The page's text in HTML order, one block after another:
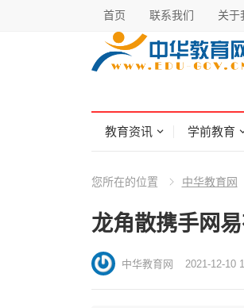
首页 联系我们 关于
教育资讯 学前教育
您所在的位置 中华教育网
龙角散携手网
中华教育网 2021-12-10